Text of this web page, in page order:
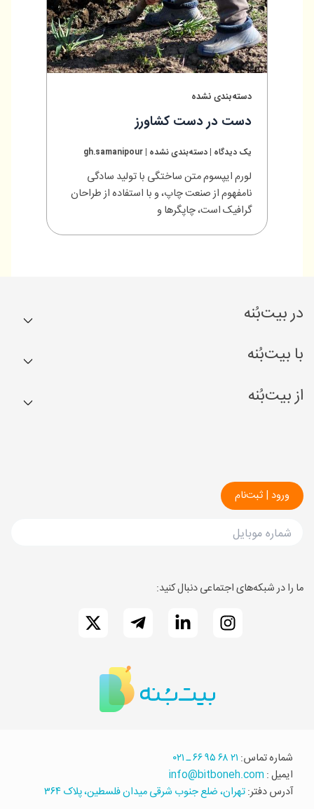
دسته‌بندی نشده
دست در دست کشاورز
یک دیدگاه | دسته‌بندی نشده |
gh.samanipour
لورم ایپسوم متن ساختگی با تولید سادگی
نامفهوم از صنعت چاپ، و با استفاده از طراحان
گرافیک است، چاپگرها و
در بیت‌بُنه
کشاورزها
کسب درآمد
با بیت‌بُنه
مجله
از بیت‌بُنه
ما را در شبکه‌های اجتماعی دنبال کنید:
شماره تماس: ۲۱ ۶۸ ۹۵ ۶۶ ـ ۰۲۱
ایمیل : info@bitboneh.com
آدرس دفتر:تهران، ضلع جنوب شرقی میدان فلسطین، پلاک ۳۶۴